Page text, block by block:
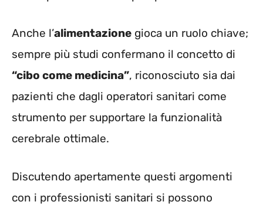
Anche l’alimentazione gioca un ruolo chiave;
sempre più studi confermano il concetto di
“cibo come medicina”, riconosciuto sia dai
pazienti che dagli operatori sanitari come
strumento per supportare la funzionalità
cerebrale ottimale.
Discutendo apertamente questi argomenti
con i professionisti sanitari si possono